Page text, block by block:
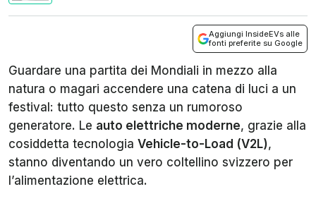
Aggiungi InsideEVs alle
fonti preferite su Google
Guardare una partita dei Mondiali in mezzo alla
natura o magari accendere una catena di luci a un
festival: tutto questo senza un rumoroso
generatore. Le auto elettriche moderne, grazie alla
cosiddetta tecnologia Vehicle-to-Load (V2L),
stanno diventando un vero coltellino svizzero per
l’alimentazione elettrica.